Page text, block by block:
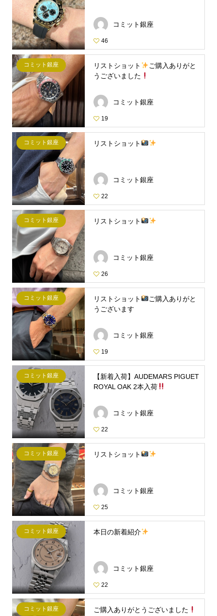
コミット銀座
46
コミット銀座 リストショット
ご購入ありがと
うございました
コミット銀座
19
コミット銀座 リストショット
コミット銀座
22
コミット銀座 リストショット
コミット銀座
26
コミット銀座 リストショット
ご購入ありがと
うございます
コミット銀座
19
コミット銀座
【新着入荷】AUDEMARS PIGUET
ROYAL OAK 2本入荷
コミット銀座
22
コミット銀座 リストショット
コミット銀座
25
コミット銀座 本日の新着紹介
コミット銀座
22
コミット銀座 ご購入ありがとうございました